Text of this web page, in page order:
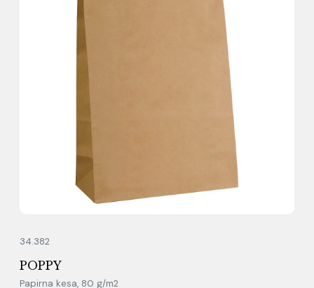
34.382
POPPY
Papirna kesa, 80 g/m2